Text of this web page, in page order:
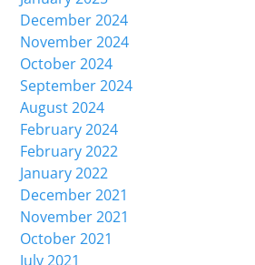
December 2024
November 2024
October 2024
September 2024
August 2024
February 2024
February 2022
January 2022
December 2021
November 2021
October 2021
July 2021